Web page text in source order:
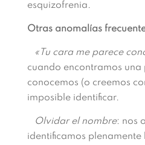
esquizofrenia.
Otras anomalías
«Tu cara me parece
cuando encontramos una
conocemos (o creemos
imposible identificar.
Olvidar el nombre: nos
identificamos